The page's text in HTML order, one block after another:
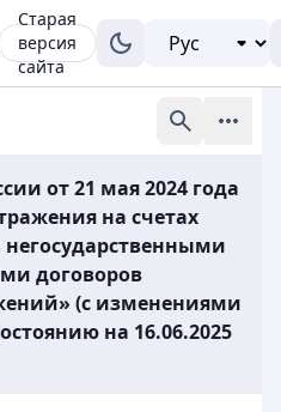
Старая
версия
сайта
от 21 мая 2024 года
на счетах
негосударственными
договоров
(с изменениями
на 16.06.2025